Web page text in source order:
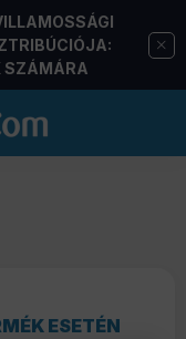
SZÁMÁRA
ESETÉN